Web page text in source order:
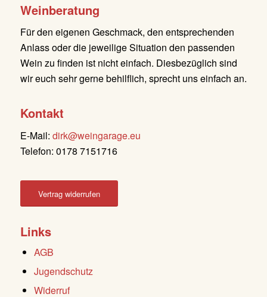
Weinberatung
Für den eigenen Geschmack, den entsprechenden
Anlass oder die jeweilige Situation den passenden
Wein zu finden ist nicht einfach. Diesbezüglich sind
wir euch sehr gerne behilflich, sprecht uns einfach an.
Kontakt
E-Mail: dirk@weingarage.eu
Telefon: 0178 7151716
Vertrag widerrufen
Links
AGB
Jugendschutz
Widerruf